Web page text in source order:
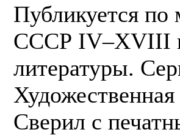
Публикуется по
СССР IV–XVIII
литературы.
Сверил с